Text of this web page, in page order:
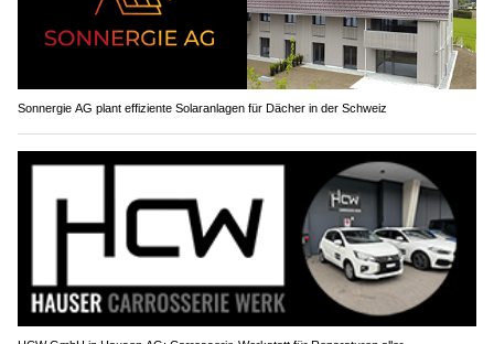
Sonnergie AG plant effiziente Solaranlagen für Dächer in der Schweiz